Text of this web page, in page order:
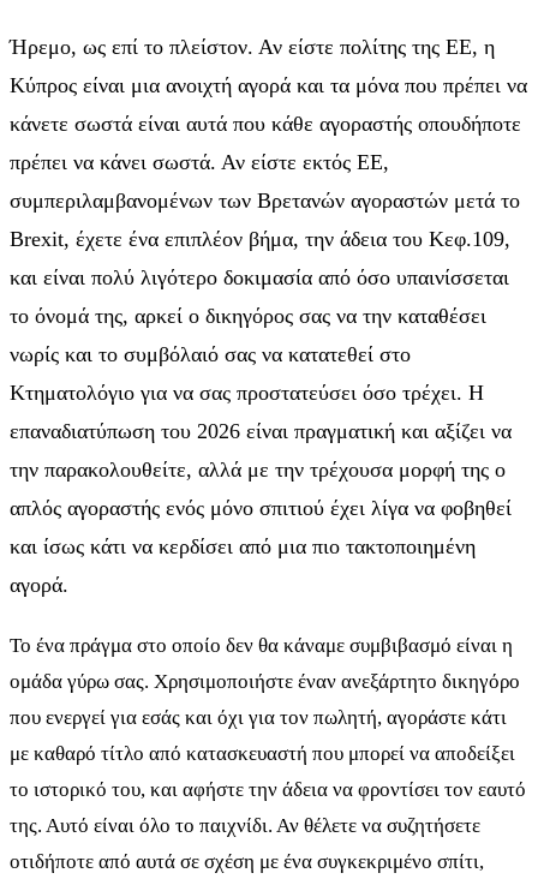
Ήρεμο, ως επί το πλείστον. Αν είστε πολίτης της ΕΕ, η
Κύπρος είναι μια ανοιχτή αγορά και τα μόνα που πρέπει να
κάνετε σωστά είναι αυτά που κάθε αγοραστής οπουδήποτε
πρέπει να κάνει σωστά. Αν είστε εκτός ΕΕ,
συμπεριλαμβανομένων των Βρετανών αγοραστών μετά το
Brexit, έχετε ένα επιπλέον βήμα, την άδεια του Κεφ.109,
και είναι πολύ λιγότερο δοκιμασία από όσο υπαινίσσεται
το όνομά της, αρκεί ο δικηγόρος σας να την καταθέσει
νωρίς και το συμβόλαιό σας να κατατεθεί στο
Κτηματολόγιο για να σας προστατεύσει όσο τρέχει. Η
επαναδιατύπωση του 2026 είναι πραγματική και αξίζει να
την παρακολουθείτε, αλλά με την τρέχουσα μορφή της ο
απλός αγοραστής ενός μόνο σπιτιού έχει λίγα να φοβηθεί
και ίσως κάτι να κερδίσει από μια πιο τακτοποιημένη
αγορά.
Το ένα πράγμα στο οποίο δεν θα κάναμε συμβιβασμό είναι η
ομάδα γύρω σας. Χρησιμοποιήστε έναν ανεξάρτητο δικηγόρο
που ενεργεί για εσάς και όχι για τον πωλητή, αγοράστε κάτι
με καθαρό τίτλο από κατασκευαστή που μπορεί να αποδείξει
το ιστορικό του, και αφήστε την άδεια να φροντίσει τον εαυτό
της. Αυτό είναι όλο το παιχνίδι. Αν θέλετε να συζητήσετε
οτιδήποτε από αυτά σε σχέση με ένα συγκεκριμένο σπίτι,